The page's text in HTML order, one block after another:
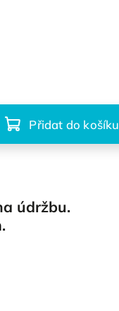
Přidat do košíku
údržbu.